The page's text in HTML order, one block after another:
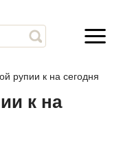
рупии к на сегодня
к на